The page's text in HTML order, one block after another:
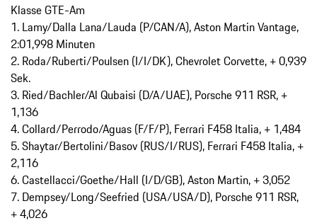
Klasse GTE-Am
1. Lamy/Dalla Lana/Lauda (P/CAN/A), Aston Martin Vantage,
2:01,998 Minuten
2. Roda/Ruberti/Poulsen (I/I/DK), Chevrolet Corvette, + 0,939
Sek.
3. Ried/Bachler/Al Qubaisi (D/A/UAE), Porsche 911 RSR, +
1,136
4. Collard/Perrodo/Aguas (F/F/P), Ferrari F458 Italia, + 1,484
5. Shaytar/Bertolini/Basov (RUS/I/RUS), Ferrari F458 Italia, +
2,116
6. Castellacci/Goethe/Hall (I/D/GB), Aston Martin, + 3,052
7. Dempsey/Long/Seefried (USA/USA/D), Porsche 911 RSR,
+ 4,026